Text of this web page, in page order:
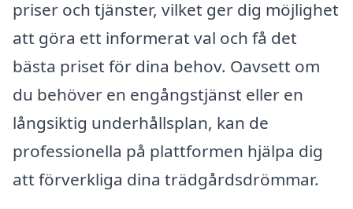
priser och tjänster, vilket ger dig möjlighet
att göra ett informerat val och få det
bästa priset för dina behov. Oavsett om
du behöver en engångstjänst eller en
långsiktig underhållsplan, kan de
professionella på plattformen hjälpa dig
att förverkliga dina trädgårdsdrömmar.